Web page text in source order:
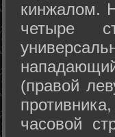
кинжалом.
четыре
(правой
часовой